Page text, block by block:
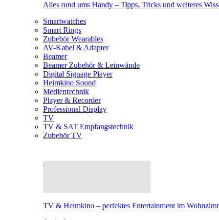
Alles rund ums Handy – Tipps, Tricks und weiteres
Smartwatches
Smart Rings
Zubehör Wearables
AV-Kabel & Adapter
Beamer
Beamer Zubehör & Leinwände
Digital Signage Player
Heimkino Sound
Medientechnik
Player & Recorder
Professional Display
TV
TV & SAT Empfangstechnik
Zubehör TV
TV & Heimkino – perfektes Entertainment im